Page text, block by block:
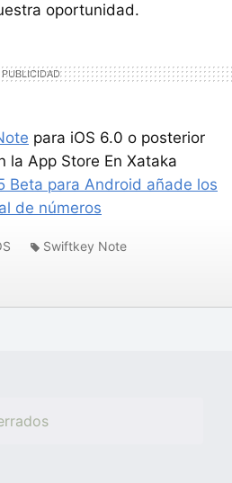
oportunidad.
para iOS 6.0 o posterior
la App Store En Xataka
Beta para Android añade los
de números
Swiftkey Note